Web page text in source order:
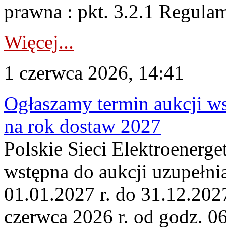
prawna : pkt. 3.2.1
Więcej...
1 czerwca 2026, 14:41
Ogłaszamy termin aukcji
na rok dostaw 2027
Polskie Sieci
wstępna do aukcji
01.01.2027 r. do
czerwca 2026 r. od godz.